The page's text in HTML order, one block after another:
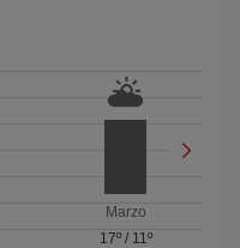
Marzo
17º/ 11º